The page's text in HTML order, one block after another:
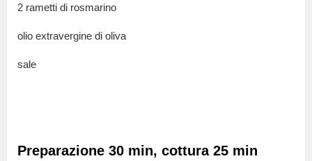
2 rametti di rosmarino
olio extravergine di oliva
sale
Preparazione 30 min, cottura 25 min